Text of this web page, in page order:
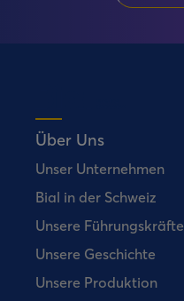
Über Uns
Unser Unternehmen
Bial in der Schweiz
Unsere Führungskräfte
Unsere Geschichte
Unsere Produktion